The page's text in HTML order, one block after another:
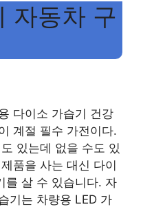
자동차 구
다이소 가습기 건강
계절 필수 가전이다.
있는데 없을 수도 있
품을 사는 대신 다이
를 살 수 있습니다. 자
기는 차량용 LED 가